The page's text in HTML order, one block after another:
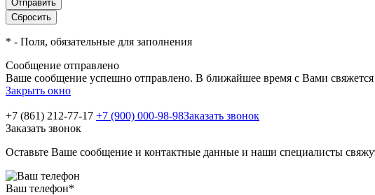
* - Поля, обязательные для заполнения
Сообщение отправлено
Ваше сообщение успешно отправлено. В ближайшее время с Вами
Закрыть окно
+7 (861) 212-77-17 +7 (900) 000-98-98Заказать звонок
Заказать звонок
Оставьте Ваше сообщение и контактные данные и наши специалисты
Ваш телефон*